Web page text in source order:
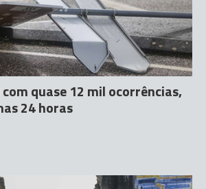
quase 12 mil ocorrências,
24 horas